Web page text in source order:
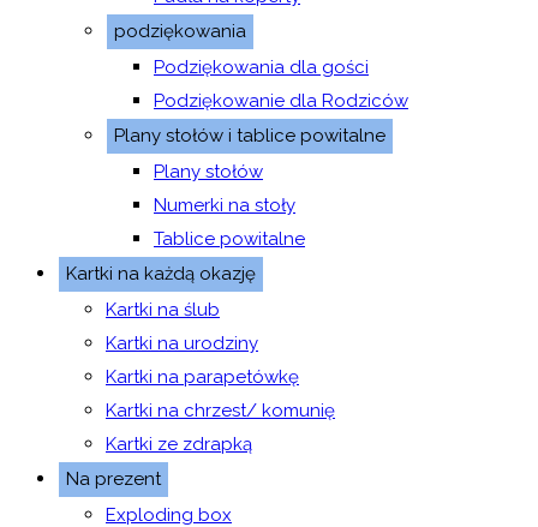
podziękowania
Podziękowania dla gości
Podziękowanie dla Rodziców
Plany stołów i tablice powitalne
Plany stołów
Numerki na stoły
Tablice powitalne
Kartki na każdą okazję
Kartki na ślub
Kartki na urodziny
Kartki na parapetówkę
Kartki na chrzest/ komunię
Kartki ze zdrapką
Na prezent
Exploding box